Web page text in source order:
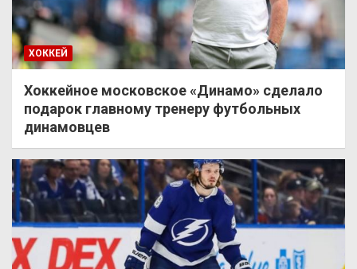
ХОККЕЙ
Хоккейное московское «Динамо» сделало
подарок главному тренеру футбольных
динамовцев